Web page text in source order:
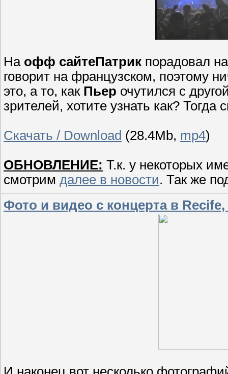
На офф сайтеПатрик порадовал
говорит на французском, поэтому
это, а то, как Пьер очутился с
зрителей, хотите узнать как? Тогда
Скачать / Download (28.4Mb, mp4)
ОБНОВЛЕНИЕ: Т.к. у некоторых
смотрим далее в новости. Так же
Фото и видео с концерта в Recife,